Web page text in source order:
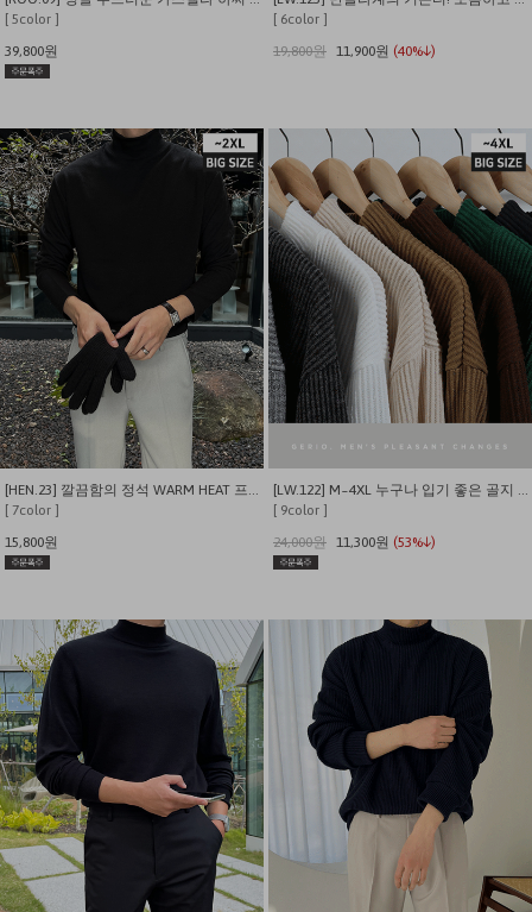
[ 5color ]
39,800원
[ 6color ]
19,800원 11,900원 (40%↓)
[ 7color ]
15,800원
[ 9color ]
24,000원 11,300원 (53%↓)